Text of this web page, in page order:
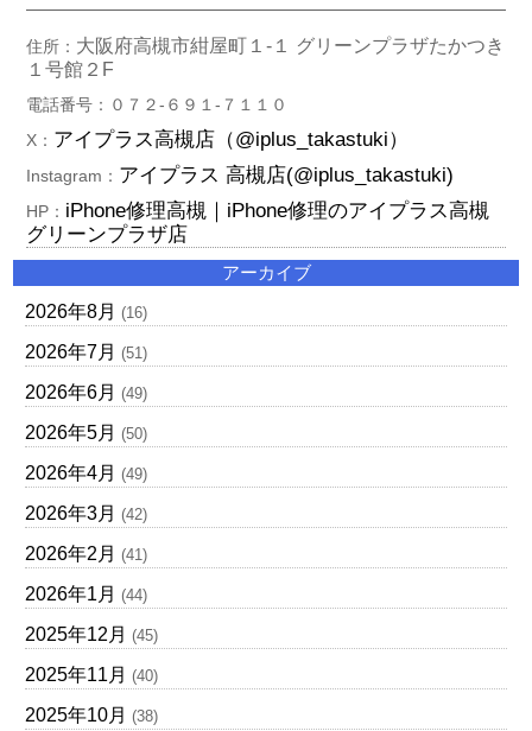
住所： 大阪府高槻市紺屋町１‐１ グリーンプラザたかつき
１号館２F
電話番号：０７２‐６９１-７１１０
X： アイプラス高槻店（@iplus_takastuki）
Instagram： アイプラス 高槻店(@iplus_takastuki)
HP： iPhone修理高槻｜iPhone修理のアイプラス高槻
グリーンプラザ店
アーカイブ
2026年8月 (16)
2026年7月 (51)
2026年6月 (49)
2026年5月 (50)
2026年4月 (49)
2026年3月 (42)
2026年2月 (41)
2026年1月 (44)
2025年12月 (45)
2025年11月 (40)
2025年10月 (38)